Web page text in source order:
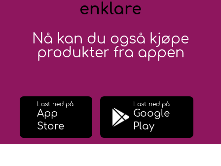
enklare
Nå kan du også kjøpe
produkter fra appen
Last ned på
App
Store
Last ned på
Google
Play